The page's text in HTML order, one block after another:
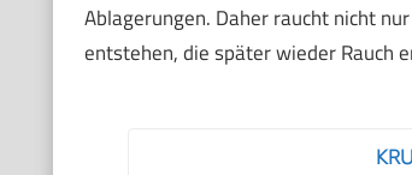
Ablagerungen. Daher raucht nicht
entstehen, die später wieder Rauch